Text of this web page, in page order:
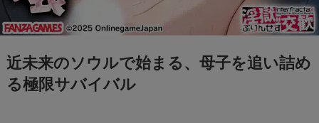
モンストナルトコラボは引いたほうがいい？性
能評価を比較して検証！
Geminiでエラー1076になる！理由はなぜ？対
近未来のソウルで始まる、母子を追い詰め
る極限サバイバル